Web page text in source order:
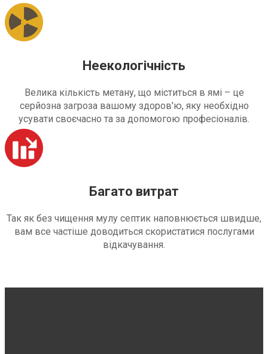
Неекологічність
Велика кількість метану, що міститься в ямі – це
серйозна загроза вашому здоров'ю, яку необхідно
усувати своєчасно та за допомогою професіоналів.
Багато витрат
Так як без чищення мулу септик наповнюється швидше,
вам все частіше доводиться скористатися послугами
відкачування.